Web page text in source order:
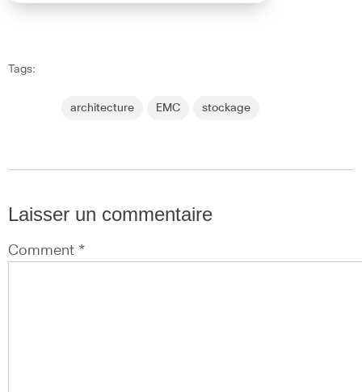
Tags:
architecture EMC stockage
Laisser un commentaire
Comment *